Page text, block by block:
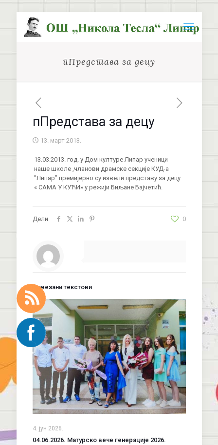
пПредстава за децу
пПредстава за децу
13. март 2013.
13.03.2013. год. у Дом културе Липар ученици
наше школе ,чланови драмске секције КУД-а
’’Липар’’ премијерно су извели представу за децу
« САМА У КУЋИ» у режији Биљане Бајчетић.
Дели 0
Повезани текстови
4. јун 2026.
04.06.2026. Матурско вече генерације 2026.